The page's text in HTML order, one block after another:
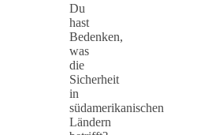
Du
hast
Bedenken,
was
die
Sicherheit
in
südamerikanischen
Ländern